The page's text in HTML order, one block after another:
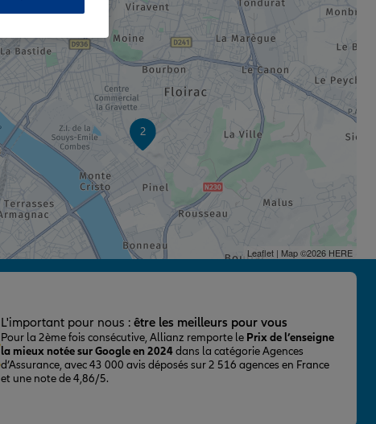
2
1
Leaflet| Map ©2026 HERE
L'important pour nous : être les meilleurs pour vous
Pour la 2ème fois consécutive, Allianz remporte le Prix de l’enseigne
la mieux notée sur Google en 2024dans la catégorie Agences
d’Assurance, avec 43 000 avis déposés sur 2 516 agences en France
et une note de 4,86/5.